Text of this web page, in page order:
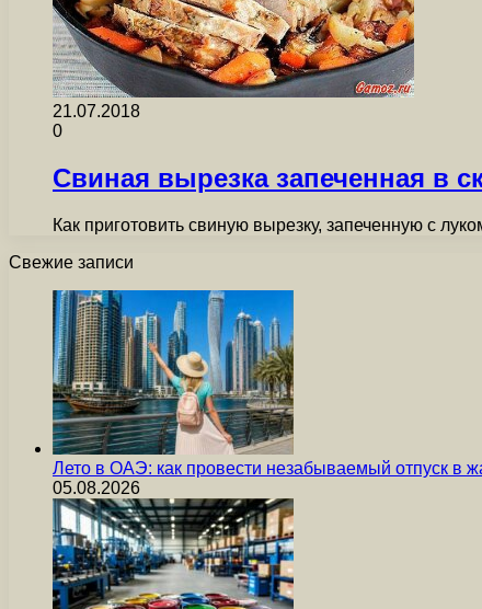
21.07.2018
0
Cвиная вырезка запеченная в
Как приготовить свиную вырезку, запеченную с
Свежие записи
Лето в ОАЭ: как провести незабываемый отпуск в
05.08.2026